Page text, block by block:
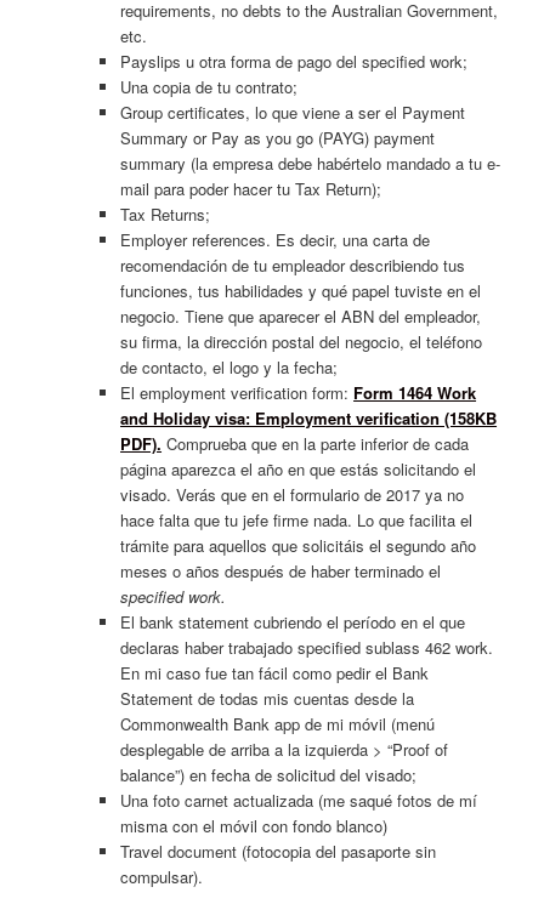
requirements, no debts to the Australian Government,
etc.
Payslips u otra forma de pago del specified work;
Una copia de tu contrato;
Group certificates, lo que viene a ser el Payment
Summary or Pay as you go (PAYG) payment
summary (la empresa debe habértelo mandado a tu e-
mail para poder hacer tu Tax Return);
Tax Returns;
Employer references. Es decir, una carta de
recomendación de tu empleador describiendo tus
funciones, tus habilidades y qué papel tuviste en el
negocio. Tiene que aparecer el ABN del empleador,
su firma, la dirección postal del negocio, el teléfono
de contacto, el logo y la fecha;
El employment verification form: Form 1464 Work
and Holiday visa: Employment verification (158KB
PDF). Comprueba que en la parte inferior de cada
página aparezca el año en que estás solicitando el
visado. Verás que en el formulario de 2017 ya no
hace falta que tu jefe firme nada. Lo que facilita el
trámite para aquellos que solicitáis el segundo año
meses o años después de haber terminado el
specified work.
El bank statement cubriendo el período en el que
declaras haber trabajado specified sublass 462 work.
En mi caso fue tan fácil como pedir el Bank
Statement de todas mis cuentas desde la
Commonwealth Bank app de mi móvil (menú
desplegable de arriba a la izquierda > “Proof of
balance”) en fecha de solicitud del visado;
Una foto carnet actualizada (me saqué fotos de mí
misma con el móvil con fondo blanco)
Travel document (fotocopia del pasaporte sin
compulsar).